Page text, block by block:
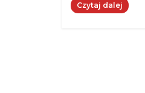
Czytaj dalej